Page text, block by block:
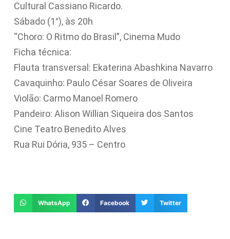
Cultural Cassiano Ricardo.
Sábado (1°), às 20h
“Choro: O Ritmo do Brasil”, Cinema Mudo
Ficha técnica:
Flauta transversal: Ekaterina Abashkina Navarro
Cavaquinho: Paulo César Soares de Oliveira
Violão: Carmo Manoel Romero
Pandeiro: Alison Willian Siqueira dos Santos
Cine Teatro Benedito Alves
Rua Rui Dória, 935 – Centro
WhatsApp Facebook Twitter